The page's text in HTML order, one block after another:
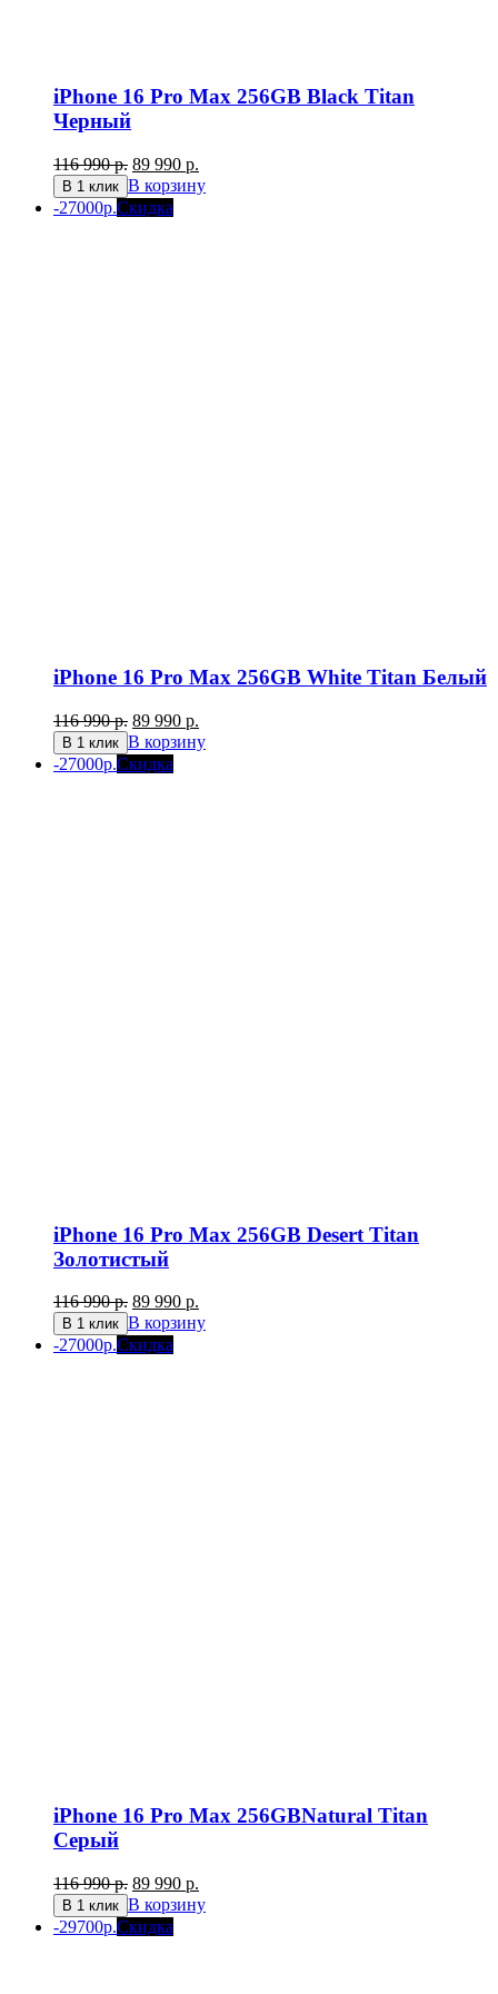
iPhone 16 Pro Max 256GB Black Titan
Черный
116 990р. Первоначальная
цена
составляла
116
89 990 р.
цена:
В 1 клик В корзину
-27000р.Скидка
iPhone 16 Pro Max 256GB White Titan Белый
116 990р. Первоначальная
цена
составляла
116
89 990 р.
цена:
В 1 клик В корзину
-27000р.Скидка
iPhone 16 Pro Max 256GB Desert Titan
Золотистый
116 990р. Первоначальная
цена
составляла
89 990 р.
цена:
В 1 клик В корзину
-27000р.Скидка
iPhone 16 Pro Max 256GBNatural Titan
Серый
116 990р. Первоначальная
цена
составляла
116
89 990 р.
цена:
В 1 клик В корзину
-29700р.Скидка